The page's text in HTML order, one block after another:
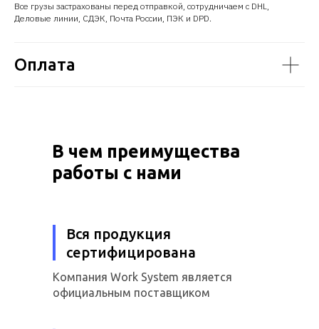
Все грузы застрахованы перед отправкой, сотрудничаем с DHL,
Деловые линии, СДЭК, Почта России, ПЭК и DPD.
Оплата
В чем преимущества
работы с нами
Вся продукция
сертифицирована
Компания Work System является
официальным поставщиком